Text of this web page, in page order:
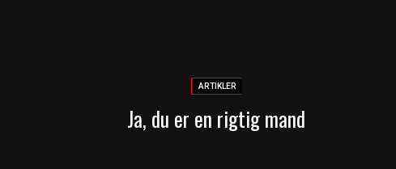
ARTIKLER
Ja, du er en rigtig mand